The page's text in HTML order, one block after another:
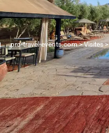
pro-travel-events.com>Visites>